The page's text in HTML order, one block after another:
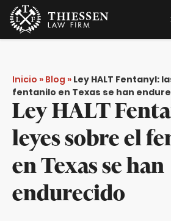
Inicio » Blog » Ley HALT Fentanyl:
fentanilo en Texas se han
Ley HALT
leyes sobre el
en Texas se han
endurecido